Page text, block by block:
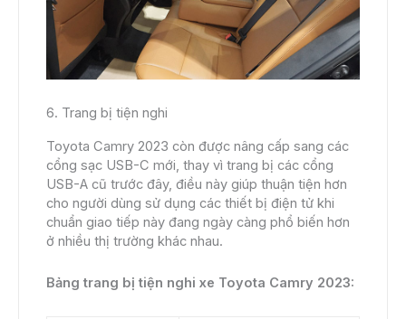
6. Trang bị tiện nghi
Toyota Camry 2023 còn được nâng cấp sang các
cổng sạc USB-C mới, thay vì trang bị các cổng
USB-A cũ trước đây, điều này giúp thuận tiện hơn
cho người dùng sử dụng các thiết bị điện tử khi
chuẩn giao tiếp này đang ngày càng phổ biến hơn
ở nhiều thị trường khác nhau.
Bảng trang bị tiện nghi xe Toyota Camry 2023: